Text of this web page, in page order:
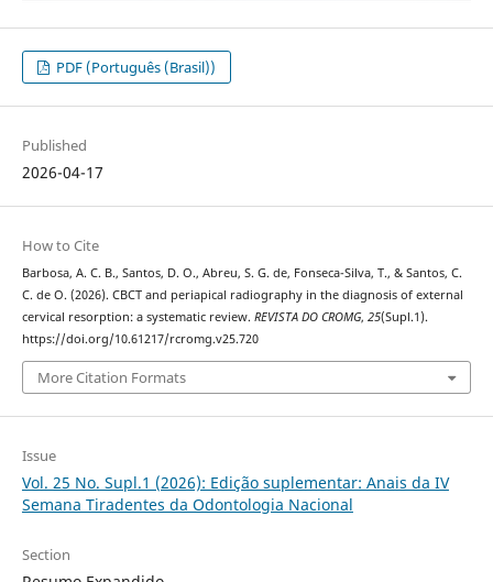
PDF (Português (Brasil))
Published
2026-04-17
How to Cite
Barbosa, A. C. B., Santos, D. O., Abreu, S. G. de, Fonseca-Silva, T., & Santos, C.
C. de O. (2026). CBCT and periapical radiography in the diagnosis of external
cervical resorption: a systematic review. REVISTA DO CROMG, 25(Supl.1).
https://doi.org/10.61217/rcromg.v25.720
More Citation Formats
Issue
Vol. 25 No. Supl.1 (2026): Edição suplementar: Anais da IV
Semana Tiradentes da Odontologia Nacional
Section